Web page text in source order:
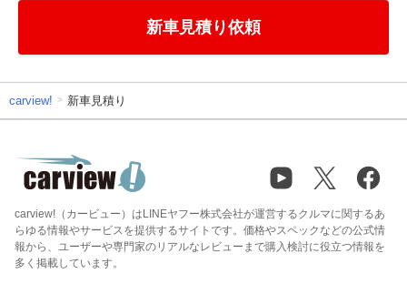
新車見積り依頼
carview! 新車見積り
carview!（カービュー）はLINEヤフー株式会社が運営するクルマに関するあ
らゆる情報やサービスを提供するサイトです。価格やスペックなどの公式情
報から、ユーザーや専門家のリアルなレビューまで購入検討に役立つ情報を
多く掲載しています。